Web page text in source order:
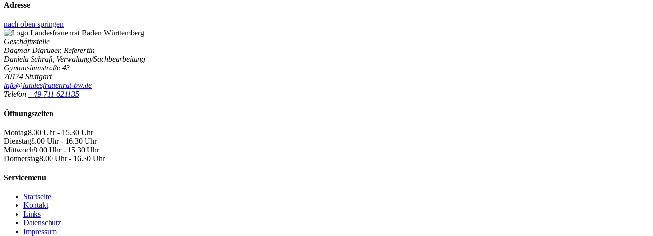
Adresse
nach oben springen
Geschäftsstelle
Dagmar Digruber, Referentin
Daniela Schraft, Verwaltung/Sachbearbeitung
Gymnasiumstraße 43
70174 Stuttgart
info@landesfrauenrat-bw.de
Telefon +49 711 621135
Öffnungszeiten
Montag8.00 Uhr - 15.30 Uhr
Dienstag8.00 Uhr - 16.30 Uhr
Mittwoch8.00 Uhr - 15.30 Uhr
Donnerstag8.00 Uhr - 16.30 Uhr
Servicemenu
Startseite
Kontakt
Links
Datenschutz
Impressum